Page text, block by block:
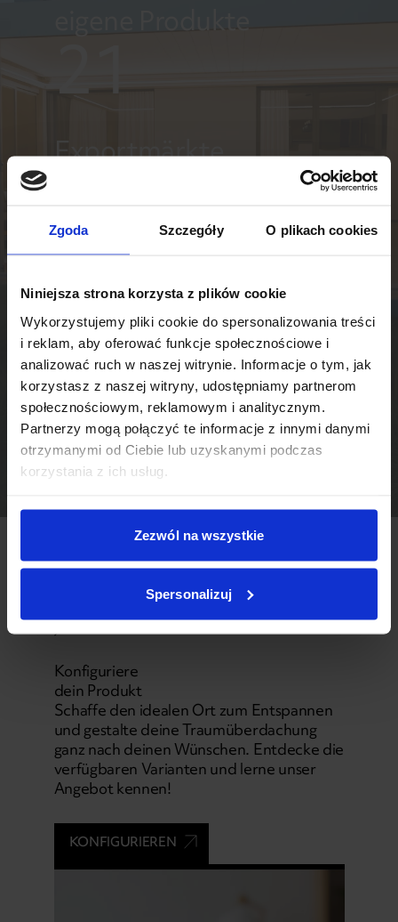
Zgoda Szczegóły O plikach cookies
Niniejsza strona korzysta z plików cookie
Wykorzystujemy pliki cookie do spersonalizowania treści
i reklam, aby oferować funkcje społecznościowe i
analizować ruch w naszej witrynie. Informacje o tym, jak
korzystasz z naszej witryny, udostępniamy partnerom
społecznościowym, reklamowym i analitycznym.
Partnerzy mogą połączyć te informacje z innymi danymi
otrzymanymi od Ciebie lub uzyskanymi podczas
korzystania z ich usług.
Zezwól na wszystkie
Spersonalizuj
Exportmärkte
03
KONFIGURATOR
Konfiguriere
dein Produkt
Schaffe den idealen Ort zum Entspannen
und gestalte deine Traumüberdachung
ganz nach deinen Wünschen. Entdecke die
verfügbaren Varianten und lerne unser
Angebot kennen!
KONFIGURIEREN